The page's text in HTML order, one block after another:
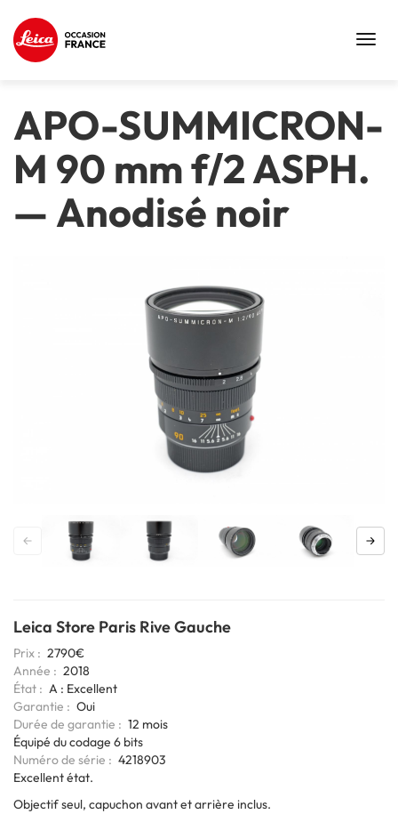
APO-SUMMICRON-
M 90 mm f/2 ASPH.
—Anodisé noir
Leica Store Paris Rive Gauche
Prix
2790€
Année
2018
État
A : Excellent
Garantie
Oui
Durée de garantie
12 mois
Codage
6bits
Équipé du codage 6 bits
Numéro de série
4218903
Excellent état.
Objectif seul, capuchon avant et arrière inclus.